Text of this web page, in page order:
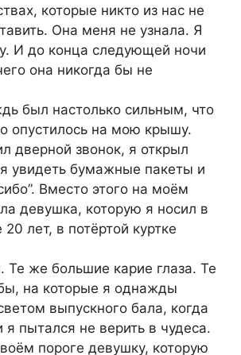
которые никто из нас не
Она меня не узнала. Я
И до конца следующей ночи
она никогда бы не
был настолько сильным, что
опустилось на мою крышу.
дверной звонок, я открыл
увидеть бумажные пакеты и
Вместо этого на моём
девушка, которую я носил в
лет, в потёртой куртке
Те же большие карие глаза. Те
на которые я однажды
выпускного бала, когда
пытался не верить в чудеса.
пороге девушку, которую